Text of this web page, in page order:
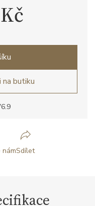
butiku
Sdílet